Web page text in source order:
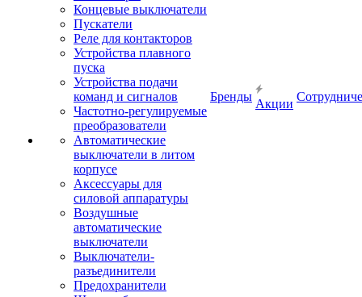
Концевые выключатели
Пускатели
Реле для контакторов
Устройства плавного
пуска
Устройства подачи
команд и сигналов
Частотно-регулируемые
преобразователи
Автоматические
выключатели в литом
корпусе
Аксессуары для
силовой аппаратуры
Воздушные
автоматические
выключатели
Выключатели-
разъединители
Предохранители
Бренды
Акции